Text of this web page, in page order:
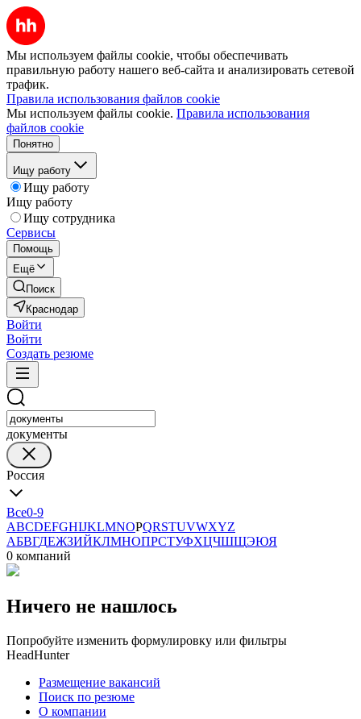
Мы используем файлы cookie, чтобы обеспечивать
правильную работу нашего веб-сайта и анализировать сетевой
трафик.
Правила использования файлов cookie
Мы используем файлы cookie. Правила использования
файлов cookie
Понятно
Ищу работу
Ищу работу
Ищу работу
Ищу сотрудника
Сервисы
Помощь
Ещё
Поиск
Краснодар
Войти
Войти
Создать резюме
документы
Россия
Все0-9
ABCDEFGHIJKLMNOPQRSTUVWXYZ
АБВГДЕЖЗИЙКЛМНОПРСТУФХЦЧШЩЭЮЯ
0 компаний
Ничего не нашлось
Попробуйте изменить формулировку или фильтры
HeadHunter
Размещение вакансий
Поиск по резюме
О компании